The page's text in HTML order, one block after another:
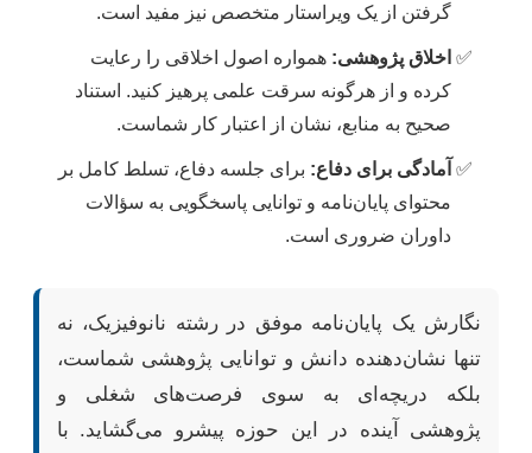
گرفتن از یک ویراستار متخصص نیز مفید است.
اخلاق پژوهشی: همواره اصول اخلاقی را رعایت
کرده و از هرگونه سرقت علمی پرهیز کنید. استناد
صحیح به منابع، نشان از اعتبار کار شماست.
آمادگی برای دفاع: برای جلسه دفاع، تسلط کامل بر
محتوای پایان‌نامه و توانایی پاسخگویی به سؤالات
داوران ضروری است.
نگارش یک پایان‌نامه موفق در رشته نانوفیزیک، نه
تنها نشان‌دهنده دانش و توانایی پژوهشی شماست،
بلکه دریچه‌ای به سوی فرصت‌های شغلی و
پژوهشی آینده در این حوزه پیشرو می‌گشاید. با